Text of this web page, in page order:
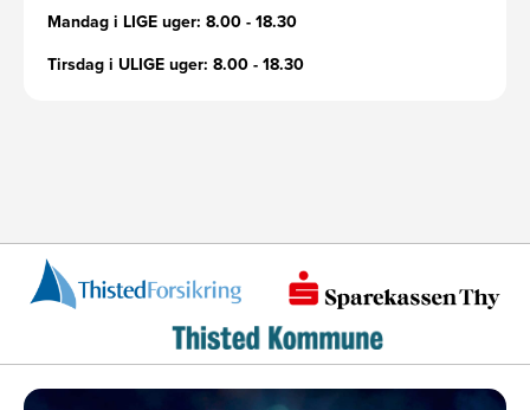
Mandag i LIGE uger: 8.00 - 18.30
Tirsdag i ULIGE uger: 8.00 - 18.30